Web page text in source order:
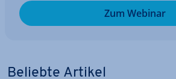
Zum Webinar
Beliebte Artikel